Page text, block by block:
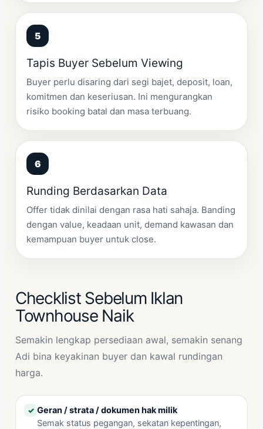
Tapis Buyer Sebelum Viewing
Buyer perlu disaring dari segi bajet, deposit, loan,
komitmen dan keseriusan. Ini mengurangkan
risiko booking batal dan masa terbuang.
Runding Berdasarkan Data
Offer tidak dinilai dengan rasa hati sahaja. Banding
dengan value, keadaan unit, demand kawasan dan
kemampuan buyer untuk close.
Checklist Sebelum Iklan
Townhouse Naik
Semakin lengkap persediaan awal, semakin senang
Adi bina keyakinan buyer dan kawal rundingan
harga.
✓ Geran / strata / dokumen hak milik
Semak status pegangan, sekatan kepentingan,